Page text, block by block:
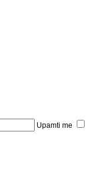
Upamti me